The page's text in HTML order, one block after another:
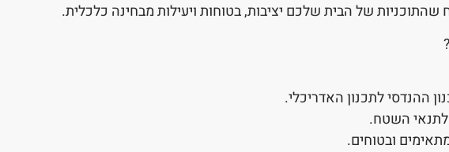
של הבית שלכם יציבות, בטוחות ויעילות מבחינה כלכלית.
ההנדסי לתכנון האדריכלי.
השטח.
ובטוחים.